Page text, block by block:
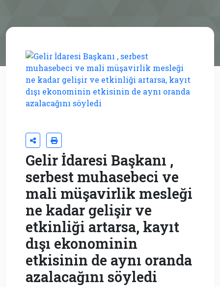
Gelir İdaresi Başkanı ,
serbest muhasebeci ve
mali müşavirlik mesleği
ne kadar gelişir ve
etkinliği artarsa, kayıt
dışı ekonominin
etkisinin de aynı oranda
azalacağını söyledi